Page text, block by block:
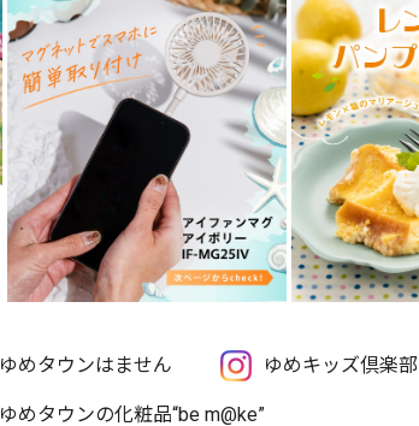
ゆめタウンはません ゆめキッズ倶楽部
ゆめタウンの化粧品“be m@ke”